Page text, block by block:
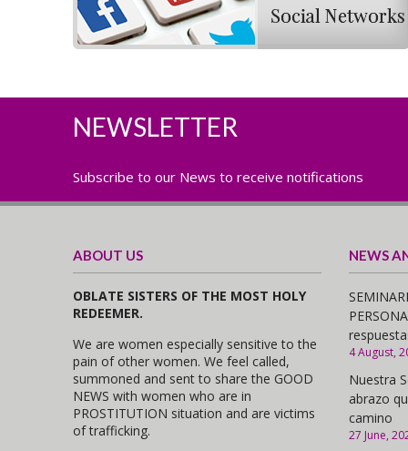
NEWSLETTER
Subscribe to our News to receive notifications
ABOUT US
OBLATE SISTERS OF THE MOST HOLY
REDEEMER.
We are women especially sensitive to the
pain of other women. We feel called,
summoned and sent to share the GOOD
NEWS with women who are in
PROSTITUTION situation and are victims
of trafficking.
NEWS
4 August,
Nuestra
abrazo
camino
27 June,